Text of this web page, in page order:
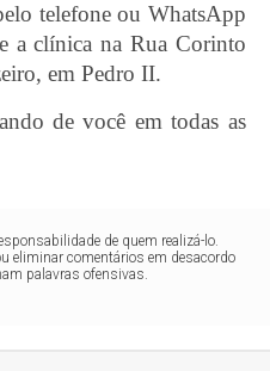
telefone ou WhatsApp
a clínica na Rua Corinto
em Pedro II.
de você em todas as
de quem realizá-lo.
eliminar comentários em desacordo
palavras ofensivas.